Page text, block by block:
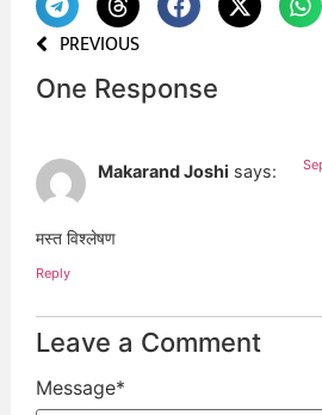
PREVIOUS
One Response
Makarand Joshi says:
मस्त विश्लेषण
Reply
Leave a Comment
Message*